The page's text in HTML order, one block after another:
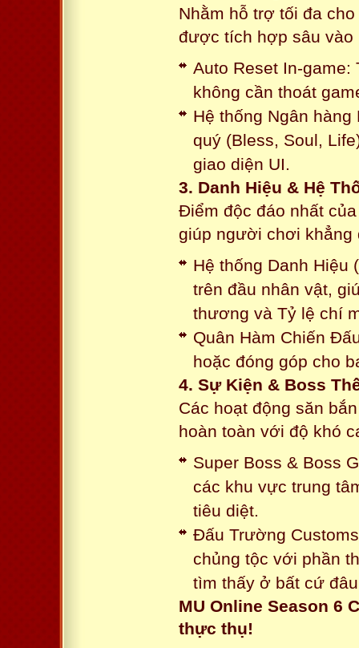
Nhằm hỗ trợ tối đa
được tích hợp sâu vào
Auto Reset In-game:
không cần thoát
Hệ thống Ngân
quý (Bless, Soul,
giao diện UI.
3. Danh Hiệu & Hệ
Điểm độc đáo nhất
giúp người chơi khẳng
Hệ thống Danh Hiệu
trên đầu nhân vật,
thương và Tỷ lệ chí
Quân Hàm Chiến
hoặc đóng góp cho
4. Sự Kiện & Boss
Các hoạt động săn
hoàn toàn với độ khó
Super Boss & Boss
các khu vực trung
tiêu diệt.
Đấu Trường
chủng tộc với phần
tìm thấy ở bất cứ
MU Online Season 6
thực thụ!